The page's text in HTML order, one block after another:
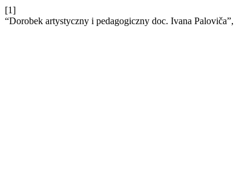
[1]
“Dorobek artystyczny i pedagogiczny doc. Ivana Paloviča”,